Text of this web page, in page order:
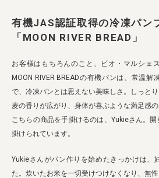
有機JAS認証取得の冷凍パン
「MOON RIVER BREAD」
お客様はもちろんのこと、ビオ・マルシェ
MOON RIVER BREADの有機パンは、常温解
で、冷凍パンとは思えない美味しさ。しっと
麦の香りが広がり、身体が喜ぶような満足感の
こちらの商品を手掛けるのは、Yukieさん。
掛けられています。
Yukieさんがパン作りを始めたきっかけは、
た。炊いたお米を一切受けつけなくなり、無